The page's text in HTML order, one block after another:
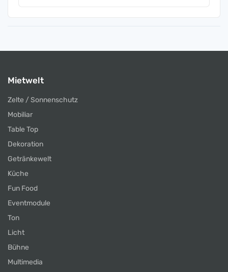
Mietwelt
Zelte / Sonnenschutz
Mobiliar
Table Top
Dekoration
Getränkewelt
Küche
Fun Food
Eventmodule
Ton
Licht
Bühne
Multimedia